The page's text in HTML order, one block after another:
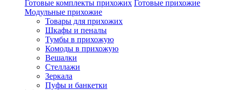
Готовые комплекты прихожих Готовые прихожие
Модульные прихожие
Товары для прихожих
Шкафы и пеналы
Тумбы в прихожую
Комоды в прихожую
Вешалки
Стеллажи
Зеркала
Пуфы и банкетки